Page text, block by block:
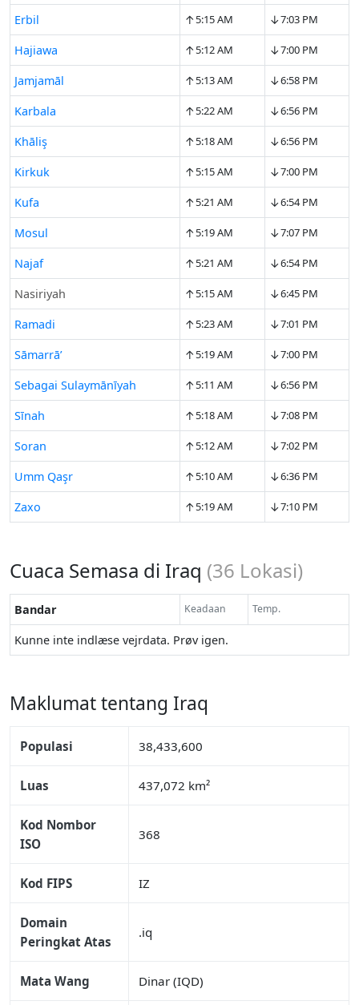
Erbil ↑5:15 AM ↓7:03 PM
Hajiawa ↑5:12 AM ↓7:00 PM
Jamjamāl ↑5:13 AM ↓6:58 PM
Karbala ↑5:22 AM ↓6:56 PM
Khāliş ↑5:18 AM ↓6:56 PM
Kirkuk ↑5:15 AM ↓7:00 PM
Kufa ↑5:21 AM ↓6:54 PM
Mosul ↑5:19 AM ↓7:07 PM
Najaf ↑5:21 AM ↓6:54 PM
Nasiriyah ↑5:15 AM ↓6:45 PM
Ramadi ↑5:23 AM ↓7:01 PM
Sāmarrā’ ↑5:19 AM ↓7:00 PM
Sebagai Sulaymānīyah ↑5:11 AM ↓6:56 PM
Sīnah ↑5:18 AM ↓7:08 PM
Soran ↑5:12 AM ↓7:02 PM
Umm Qaşr ↑5:10 AM ↓6:36 PM
Zaxo ↑5:19 AM ↓7:10 PM
Cuaca Semasa di Iraq (36 Lokasi)
Bandar Keadaan Temp.
Kunne inte indlæse vejrdata. Prøv igen.
Maklumat tentang Iraq
Populasi 38,433,600
Luas 437,072 km²
Kod Nombor
ISO
368
Kod FIPS IZ
Domain
Peringkat Atas
.iq
Mata Wang Dinar (IQD)